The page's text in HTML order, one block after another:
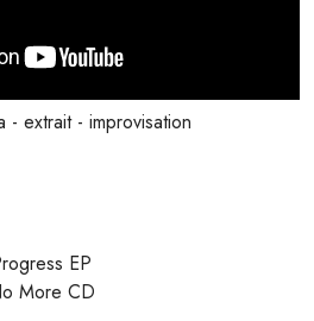
- extrait - improvisation